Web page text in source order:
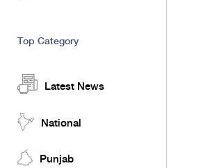
Top Category
Latest News
National
Punjab